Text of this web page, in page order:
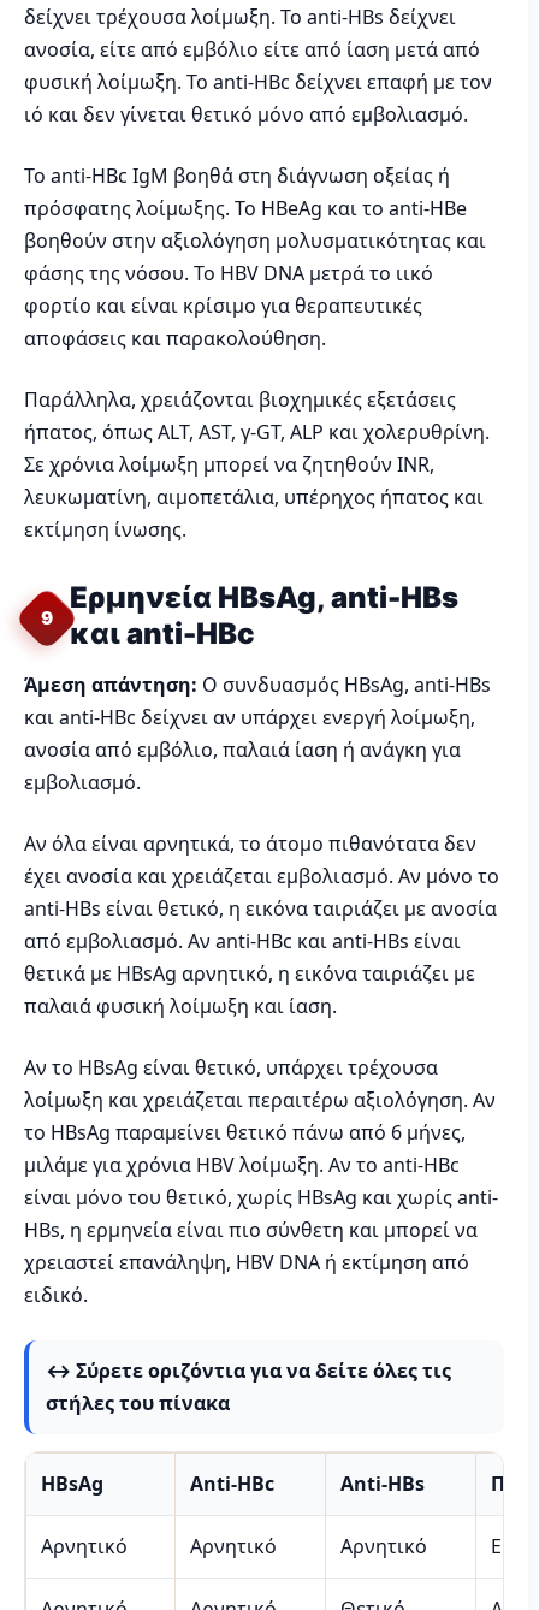
δείχνει τρέχουσα λοίμωξη. Το anti-HBs δείχνει
ανοσία, είτε από εμβόλιο είτε από ίαση μετά από
φυσική λοίμωξη. Το anti-HBc δείχνει επαφή με τον
ιό και δεν γίνεται θετικό μόνο από εμβολιασμό.
Το anti-HBc IgM βοηθά στη διάγνωση οξείας ή
πρόσφατης λοίμωξης. Το HBeAg και το anti-HBe
βοηθούν στην αξιολόγηση μολυσματικότητας και
φάσης της νόσου. Το HBV DNA μετρά το ιικό
φορτίο και είναι κρίσιμο για θεραπευτικές
αποφάσεις και παρακολούθηση.
Παράλληλα, χρειάζονται βιοχημικές εξετάσεις
ήπατος, όπως ALT, AST, γ-GT, ALP και χολερυθρίνη.
Σε χρόνια λοίμωξη μπορεί να ζητηθούν INR,
λευκωματίνη, αιμοπετάλια, υπέρηχος ήπατος και
εκτίμηση ίνωσης.
9
Ερμηνεία HBsAg, anti-HBs
και anti-HBc
Άμεση απάντηση: Ο συνδυασμός HBsAg, anti-HBs
και anti-HBc δείχνει αν υπάρχει ενεργή λοίμωξη,
ανοσία από εμβόλιο, παλαιά ίαση ή ανάγκη για
εμβολιασμό.
Αν όλα είναι αρνητικά, το άτομο πιθανότατα δεν
έχει ανοσία και χρειάζεται εμβολιασμό. Αν μόνο το
anti-HBs είναι θετικό, η εικόνα ταιριάζει με ανοσία
από εμβολιασμό. Αν anti-HBc και anti-HBs είναι
θετικά με HBsAg αρνητικό, η εικόνα ταιριάζει με
παλαιά φυσική λοίμωξη και ίαση.
Αν το HBsAg είναι θετικό, υπάρχει τρέχουσα
λοίμωξη και χρειάζεται περαιτέρω αξιολόγηση. Αν
το HBsAg παραμείνει θετικό πάνω από 6 μήνες,
μιλάμε για χρόνια HBV λοίμωξη. Αν το anti-HBc
είναι μόνο του θετικό, χωρίς HBsAg και χωρίς anti-
HBs, η ερμηνεία είναι πιο σύνθετη και μπορεί να
χρειαστεί επανάληψη, HBV DNA ή εκτίμηση από
ειδικό.
↔️ Σύρετε οριζόντια για να δείτε όλες τις
στήλες του πίνακα
HBsAg Anti-HBc Anti-HBs
Αρνητικό Αρνητικό Αρνητικό